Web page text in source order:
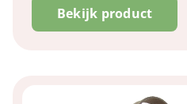
Bekijk product